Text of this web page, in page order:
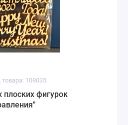
товара: 108035
фигурок